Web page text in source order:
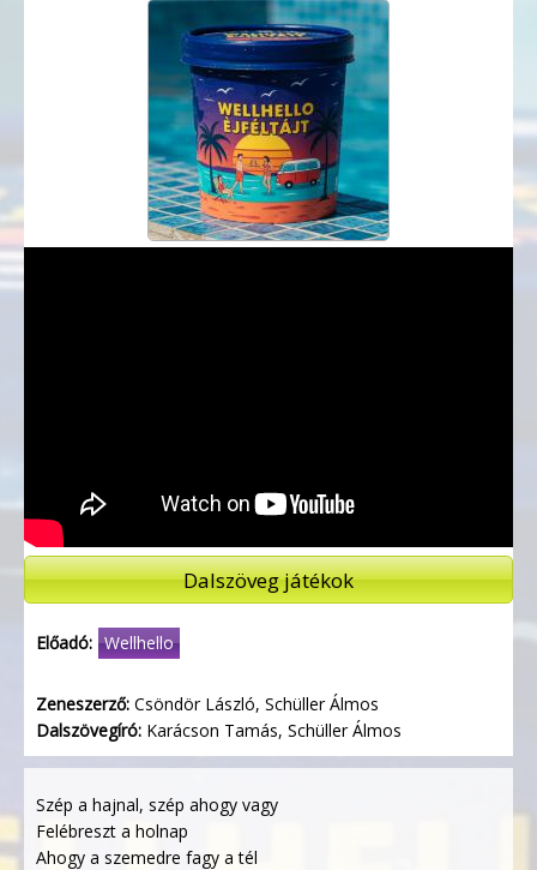
Dalszöveg játékok
Előadó: Wellhello
Zeneszerző: Csöndör László, Schüller Álmos
Dalszövegíró: Karácson Tamás, Schüller Álmos
Szép a hajnal, szép ahogy vagy
Felébreszt a holnap
Ahogy a szemedre fagy a tél